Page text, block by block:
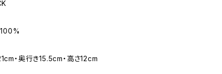
・奥行き15.5cm・高さ12cm